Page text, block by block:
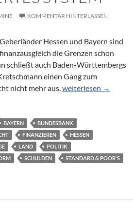
KOMMENTAR HINTERLASSEN
Hessen und Bayern sind
die Grenzen schon
schließt auch Baden-Württembergs
einen Gang zum
nicht mehr aus.Kretschmann: „Der
weiterlesen →
BAYERN
BUNDESBANK
FINANZIEREN
HESSEN
LAND
POLITIK
SCHULDEN
STANDARD & POOR'S